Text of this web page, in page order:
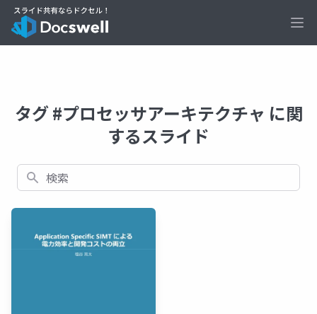
タグ #プロセッサアーキテクチャ に関
するスライド
検索